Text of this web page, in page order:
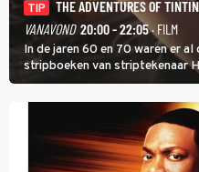
TIP
THE ADVENTURES OF TINTIN
VANAVOND 20:00 - 22:05· FILM
In de jaren 60 en 70 waren er
stripboeken van striptekenaar
meer tot leven in The